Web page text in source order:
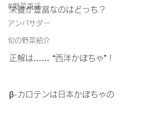
#野菜美活
アンバサダー
旬の野菜紹介
栄養が豊富なのはどっち？
正解は…… “西洋かぼちゃ”！
β-カロテンは日本かぼちゃの